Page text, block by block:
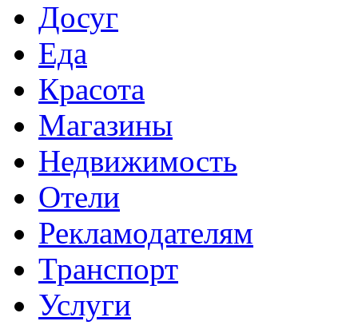
Досуг
Еда
Красота
Магазины
Недвижимость
Отели
Рекламодателям
Транспорт
Услуги